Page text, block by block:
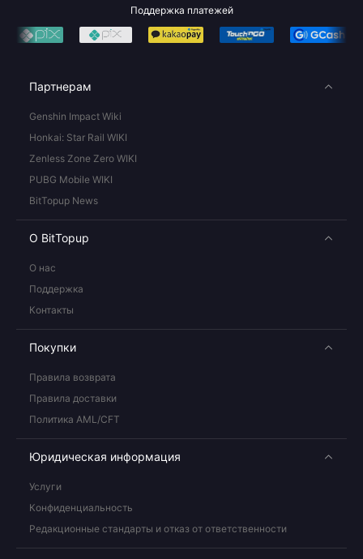
Поддержка платежей
Партнерам
Genshin Impact Wiki
Honkai: Star Rail WIKI
Zenless Zone Zero WIKI
PUBG Mobile WIKI
BitTopup News
О BitTopup
О нас
Поддержка
Контакты
Покупки
Правила возврата
Правила доставки
Политика AML/CFT
Юридическая информация
Услуги
Конфиденциальность
Редакционные стандарты и отказ от ответственности